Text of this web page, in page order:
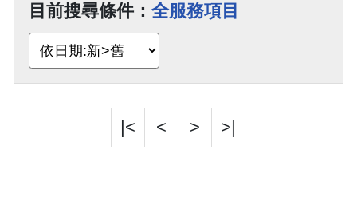
目前搜尋條件： 全服務項目
|< < > >|